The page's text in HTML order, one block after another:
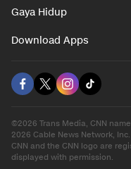
Gaya Hidup
Download Apps
©2026 Trans Media, CNN
2026 Cable News Network,
CNN and the CNN logo are
displayed with permission.